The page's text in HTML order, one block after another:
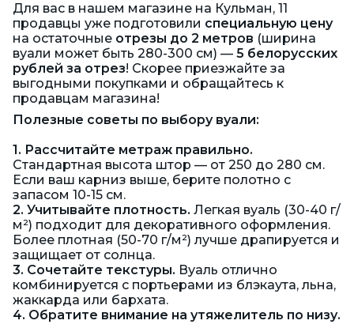
Для вас в нашем магазине на Кульман, 11
продавцы уже подготовили специальную цену
на остаточные отрезы до 2 метров (ширина
вуали может быть 280-300 см) — 5 белорусских
рублей за отрез! Скорее приезжайте за
выгодными покупками и обращайтесь к
продавцам магазина!
Полезные советы по выбору вуали:
1. Рассчитайте метраж правильно.
Стандартная высота штор — от 250 до 280 см.
Если ваш карниз выше, берите полотно с
запасом 10-15 см.
2. Учитывайте плотность. Легкая вуаль (30-40 г/
м²) подходит для декоративного оформления.
Более плотная (50-70 г/м²) лучше драпируется и
защищает от солнца.
3. Сочетайте текстуры. Вуаль отлично
комбинируется с портьерами из блэкаута, льна,
жаккарда или бархата.
4. Обратите внимание на утяжелитель по низу.